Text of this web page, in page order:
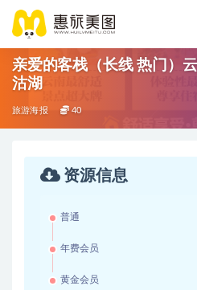
亲爱的客栈（长线 热门）
沽湖
旅游海报 40
资源信息
普通
年费会员
黄金会员